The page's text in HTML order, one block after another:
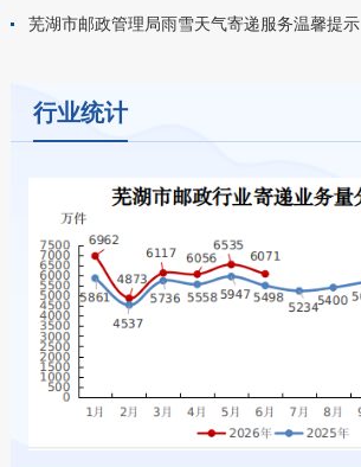
芜湖市邮政管理局雨雪天气寄递服务温馨提示
行业统计